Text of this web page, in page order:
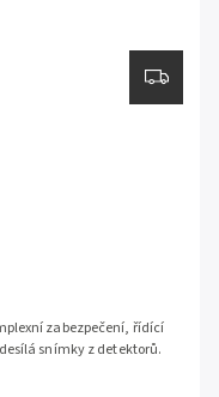
zabezpečení, řídící
snímky z detektorů.